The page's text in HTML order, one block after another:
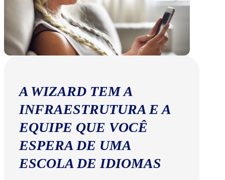
A WIZARD TEM A
INFRAESTRUTURA E A
EQUIPE QUE VOCÊ
ESPERA DE UMA
ESCOLA DE IDIOMAS